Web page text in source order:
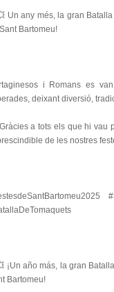
Un any més, la gran
Bartomeu!
i Romans es
deixant diversió,
a tots els que hi vau
de les nostres
¡Un año más, la gran
Bartomeu!